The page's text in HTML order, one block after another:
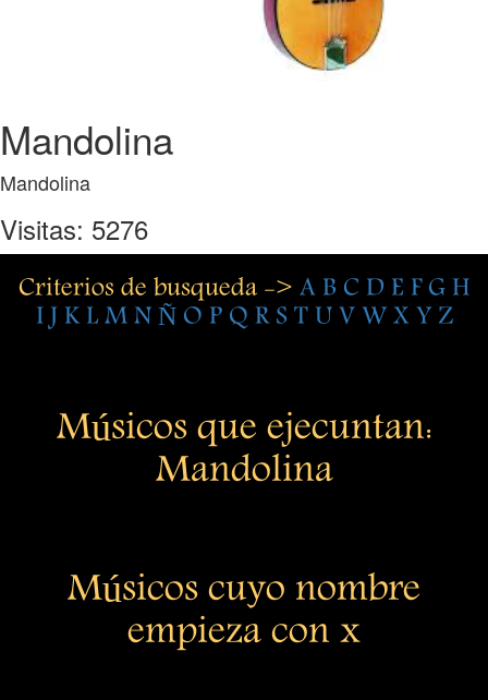
Mandolina
Mandolina
Visitas: 5276
Criterios de busqueda -> A B C D E F G H
I J K L M N Ñ O P Q R S T U V W X Y Z
Músicos que ejecuntan:
Mandolina
Músicos cuyo nombre
empieza con x